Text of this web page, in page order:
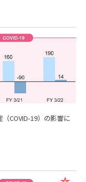
COVID-19）の影響に